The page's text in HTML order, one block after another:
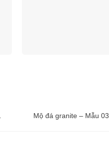
Mộ đá granite – Mẫu 03